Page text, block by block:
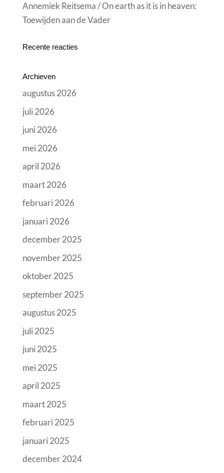
Annemiek Reitsema / On earth as it is in heaven:
Toewijden aan de Vader
Recente reacties
Archieven
augustus 2026
juli 2026
juni 2026
mei 2026
april 2026
maart 2026
februari 2026
januari 2026
december 2025
november 2025
oktober 2025
september 2025
augustus 2025
juli 2025
juni 2025
mei 2025
april 2025
maart 2025
februari 2025
januari 2025
december 2024